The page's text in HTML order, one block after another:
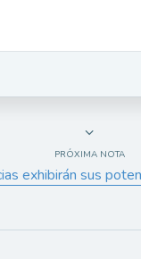
PRÓXIMA NOTA
exhibirán sus